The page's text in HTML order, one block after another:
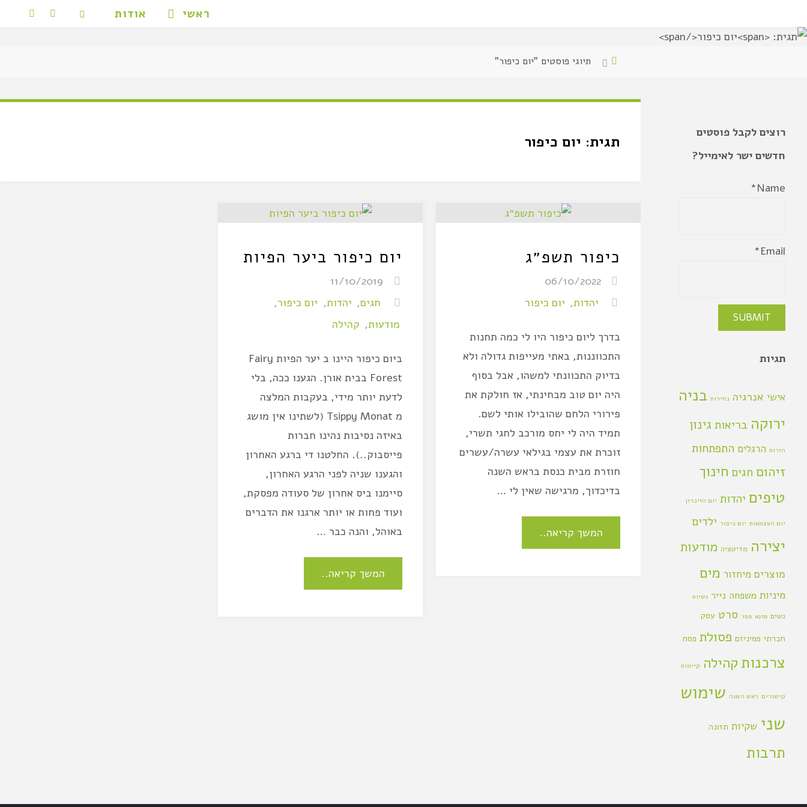
ראשי אודות
תיוגי פוסטים "יום כיפור"
תגית: יום כיפור
כיפור תשפ״ג
06/10/2022
יהדות, יום כיפור
בדרך ליום כיפור היו לי כמה תחנות
התכווננות, באתי מעייפות גדולה ולא
בדיוק התכוונתי למשהו, אבל בסוף
היה יום טוב מבחינתי, אז חולקת את
פירורי הלחם שהובילו אותי לשם.
תמיד היה לי יחס מורכב לחגי תשרי,
זוכרת את עצמי בגילאי עשרה/עשרים
חוזרת מבית כנסת בראש השנה
בדיכדוך, מרגישה שאין לי …
המשך קריאה..
יום כיפור ביער הפיות
11/10/2019
חגים, יהדות, יום כיפור,
מודעות, קהילה
ביום כיפור היינו ב יער הפיות Fairy
Forest בבית אורן. הגענו ככה, בלי
לדעת יותר מידי, בעקבות המלצה
מ Tsippy Monat (לשתינו אין מושג
באיזה נסיבות נהינו חברות
פייסבוק..). החלטנו די ברגע האחרון
והגענו שניה לפני הרגע האחרון,
סיימנו ביס אחרון של סעודה מפסקת,
ועוד פחות או יותר ארגנו את הדברים
באוהל, והנה כבר …
המשך קריאה..
רוצים לקבל פוסטים
חדשים ישר לאימייל?
Name*
Email*
תגיות
אישי אנרגיה בחירות בניה
ירוקה בריאות גינון
הורות הרגלים התפתחות
זיהום חגים חינוך
טיפים יהדות יום הזיכרון
יום העצמאות יום כיפור ילדים
יצירה מדיטציה מודעות
מוצרים מיחזור מים
מיניות משפחה נייר נשיות
נשים סדנא ספר סרט עסק
חברתי פמיניזם פסולת פסח
צרכנות קהילה קיימות
קישורים ראש השנה שימוש
שני שקיות תזונה
תרבות